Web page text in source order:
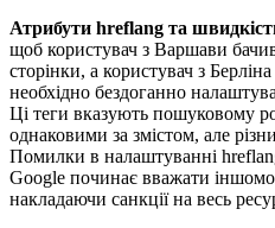
Атрибути hreflang та
щоб користувач з Варшави
сторінки, а користувач з
необхідно бездоганно
Ці теги вказують пошуковому
однаковими за змістом, але
Помилки в налаштуванні
Google починає вважати
накладаючи санкції на весь